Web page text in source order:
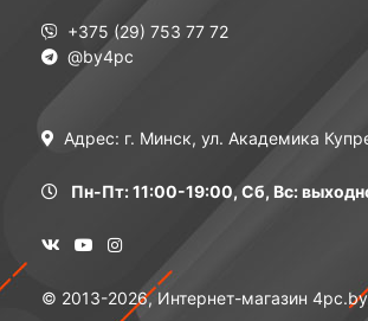
+375 (29) 753 77 72
@by4pc
Адрес: г. Минск, ул. Академика
Пн-Пт: 11:00-19:00, Сб, Вс:
© 2013-2026, Интернет-магазин 4pc.by